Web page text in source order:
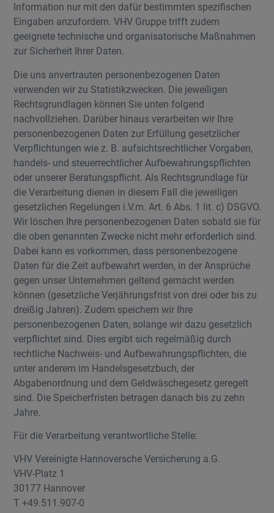
Information nur mit den dafür bestimmten spezifischen
Eingaben anzufordern. VHV Gruppe trifft zudem
geeignete technische und organisatorische Maßnahmen
zur Sicherheit Ihrer Daten.
Die uns anvertrauten personenbezogenen Daten
verwenden wir zu Statistikzwecken. Die jeweiligen
Rechtsgrundlagen können Sie unten folgend
nachvollziehen. Darüber hinaus verarbeiten wir Ihre
personenbezogenen Daten zur Erfüllung gesetzlicher
Verpflichtungen wie z. B. aufsichtsrechtlicher Vorgaben,
handels- und steuerrechtlicher Aufbewahrungspflichten
oder unserer Beratungspflicht. Als Rechtsgrundlage für
die Verarbeitung dienen in diesem Fall die jeweiligen
gesetzlichen Regelungen i.V.m. Art. 6 Abs. 1 lit. c) DSGVO.
Wir löschen Ihre personenbezogenen Daten sobald sie für
die oben genannten Zwecke nicht mehr erforderlich sind.
Dabei kann es vorkommen, dass personenbezogene
Daten für die Zeit aufbewahrt werden, in der Ansprüche
gegen unser Unternehmen geltend gemacht werden
können (gesetzliche Verjährungsfrist von drei oder bis zu
dreißig Jahren). Zudem speichern wir Ihre
personenbezogenen Daten, solange wir dazu gesetzlich
verpflichtet sind. Dies ergibt sich regelmäßig durch
rechtliche Nachweis- und Aufbewahrungspflichten, die
unter anderem im Handelsgesetzbuch, der
Abgabenordnung und dem Geldwäschegesetz geregelt
sind. Die Speicherfristen betragen danach bis zu zehn
Jahre.
Für die Verarbeitung verantwortliche Stelle:
VHV Vereinigte Hannoversche Versicherung a.G.
VHV-Platz 1
30177 Hannover
T +49.511.907-0